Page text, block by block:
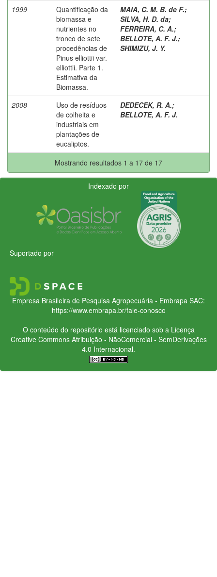
1999
Quantificação da
biomassa e
nutrientes no
tronco de sete
procedências de
Pinus elliottii var.
elliottii. Parte 1.
Estimativa da
Biomassa.
MAIA, C. M. B. de F.;
SILVA, H. D. da;
FERREIRA, C. A.;
BELLOTE, A. F. J.;
SHIMIZU, J. Y.
2008
Uso de resíduos
de colheita e
industriais em
plantações de
eucaliptos.
DEDECEK, R. A.;
BELLOTE, A. F. J.
Mostrando resultados 1 a 17 de 17
Indexado por
Suportado por
Empresa Brasileira de Pesquisa Agropecuária - Embrapa SAC:
https://www.embrapa.br/fale-conosco
O conteúdo do repositório está licenciado sob a Licença
Creative CommonsAtribuição - NãoComercial - SemDerivações
4.0 Internacional.